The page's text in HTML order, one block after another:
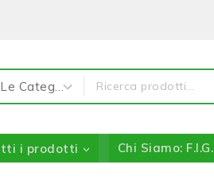
i prodotti Chi Siamo: F.I.G.